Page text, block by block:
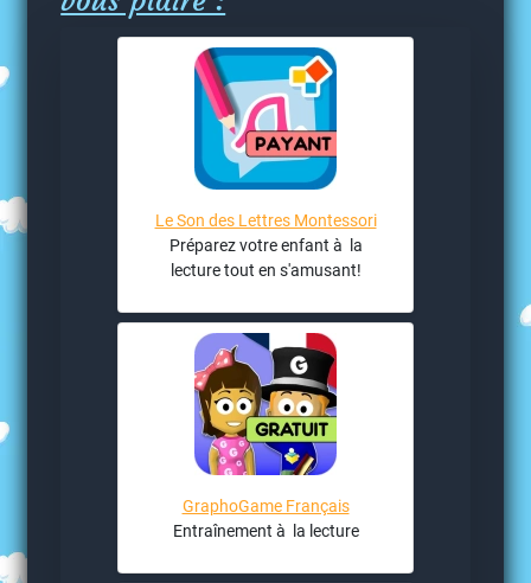
Le Son des Lettres Montessori
Préparez votre enfant à la
lecture tout en s'amusant!
GraphoGame Français
Entraînement à la lecture